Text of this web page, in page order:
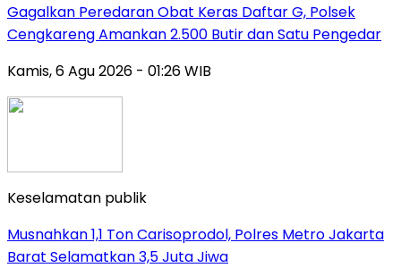
Gagalkan Peredaran Obat Keras Daftar G, Polsek
Cengkareng Amankan 2.500 Butir dan Satu Pengedar
Kamis, 6 Agu 2026 - 01:26 WIB
Keselamatan publik
Musnahkan 1,1 Ton Carisoprodol, Polres Metro Jakarta
Barat Selamatkan 3,5 Juta Jiwa